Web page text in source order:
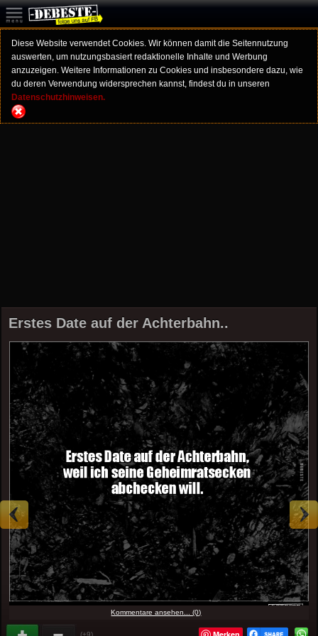
Diese Website verwendet Cookies. Wir können damit die Seitennutzung
auswerten, um nutzungsbasiert redaktionelle Inhalte und Werbung
anzuzeigen. Weitere Informationen zu Cookies und insbesondere dazu, wie
du deren Verwendung widersprechen kannst, findest du in unseren
Datenschutzhinweisen.
Erstes Date auf der Achterbahn..
Kommentare ansehen... (0)
(+9)